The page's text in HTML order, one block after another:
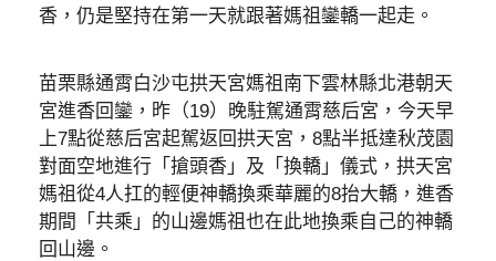
香，仍是堅持在第一天就跟著媽祖鑾轎一起走。
苗栗縣通霄白沙屯拱天宮媽祖南下雲林縣北港朝天
宮進香回鑾，昨（19）晚駐駕通霄慈后宮，今天早
上7點從慈后宮起駕返回拱天宮，8點半抵達秋茂園
對面空地進行「搶頭香」及「換轎」儀式，拱天宮
媽祖從4人扛的輕便神轎換乘華麗的8抬大轎，進香
期間「共乘」的山邊媽祖也在此地換乘自己的神轎
回山邊。